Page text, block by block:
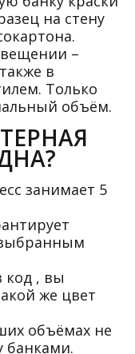
на стену
–
в
Только
объём.
занимает 5
код , вы
же цвет
объёмах не
банками.